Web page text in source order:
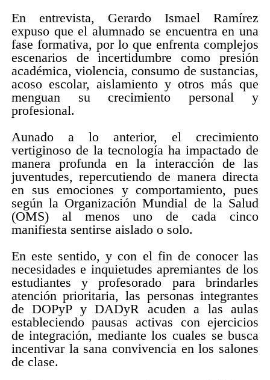
En entrevista, Gerardo Ismael Ramírez
expuso que el alumnado se encuentra en una
fase formativa, por lo que enfrenta complejos
escenarios de incertidumbre como presión
académica, violencia, consumo de sustancias,
acoso escolar, aislamiento y otros más que
menguan su crecimiento personal y
profesional.
Aunado a lo anterior, el crecimiento
vertiginoso de la tecnología ha impactado de
manera profunda en la interacción de las
juventudes, repercutiendo de manera directa
en sus emociones y comportamiento, pues
según la Organización Mundial de la Salud
(OMS) al menos uno de cada cinco
manifiesta sentirse aislado o solo.
En este sentido, y con el fin de conocer las
necesidades e inquietudes apremiantes de los
estudiantes y profesorado para brindarles
atención prioritaria, las personas integrantes
de DOPyP y DADyR acuden a las aulas
estableciendo pausas activas con ejercicios
de integración, mediante los cuales se busca
incentivar la sana convivencia en los salones
de clase.